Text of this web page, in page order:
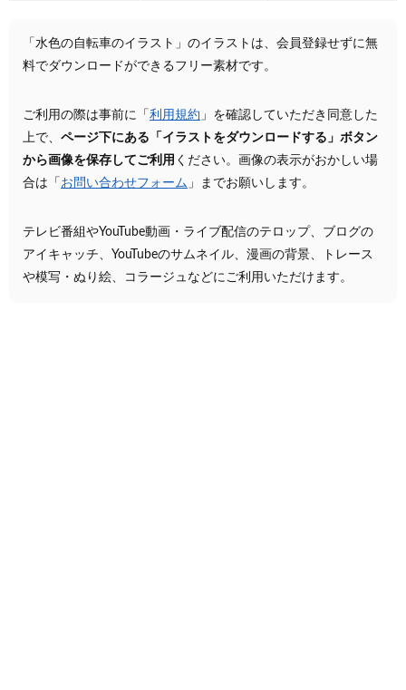
「水色の自転車のイラスト」のイラストは、会員登録せずに無
料でダウンロードができるフリー素材です。
ご利用の際は事前に「 利用規約 」を確認していただき同意した
上で、 ページ下にある「イラストをダウンロードする」ボタン
から画像を保存してご利用 ください。画像の表示がおかしい場
合は「 お問い合わせフォーム 」までお願いします。
テレビ番組やYouTube動画・ライブ配信のテロップ、ブログの
アイキャッチ、YouTubeのサムネイル、漫画の背景、トレース
や模写・ぬり絵、コラージュなどにご利用いただけます。